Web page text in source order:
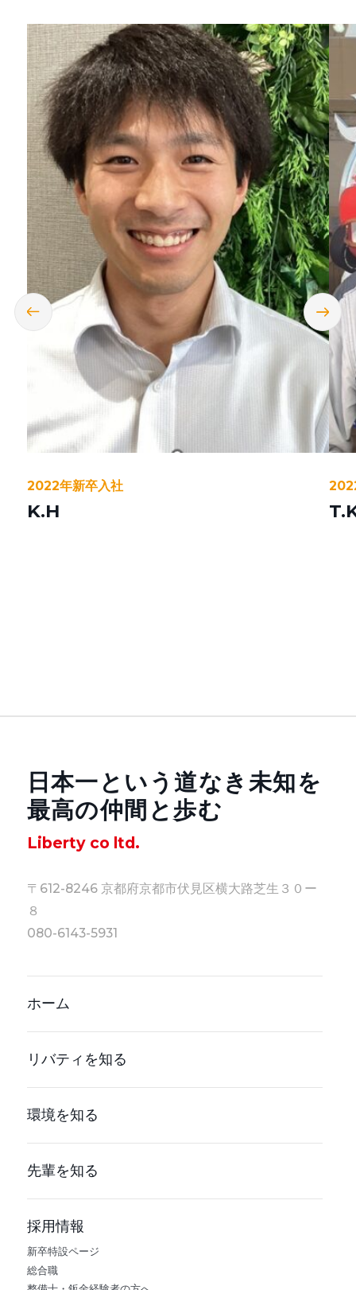
2022年新卒入社
K.H
日本一という道なき未知を
最高の仲間と歩む
Liberty co ltd.
〒612-8246 京都府京都市伏見区横大路芝生３０ー
８
080-6143-5931
ホーム
リバティを知る
環境を知る
先輩を知る
採用情報
新卒特設ページ
総合職